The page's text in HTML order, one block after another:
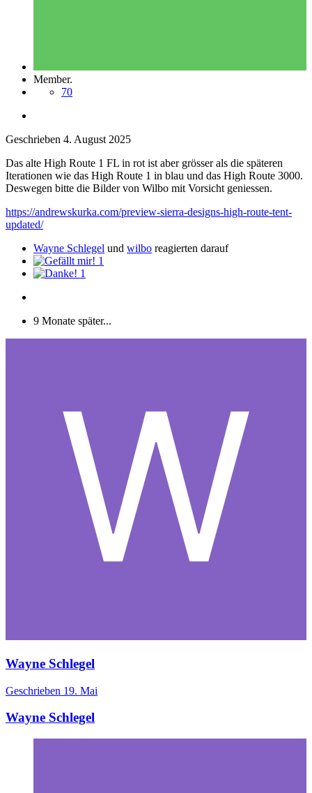
Member.
70
Geschrieben 4. August 2025
Das alte High Route 1 FL in rot ist aber grösser als die späteren
Iterationen wie das High Route 1 in blau und das High Route 3000.
Deswegen bitte die Bilder von Wilbo mit Vorsicht geniessen.
https://andrewskurka.com/preview-sierra-designs-high-route-tent-
updated/
Wayne Schlegel und wilbo reagierten darauf
1
1
9 Monate später...
Wayne Schlegel
Geschrieben 19. Mai
Wayne Schlegel